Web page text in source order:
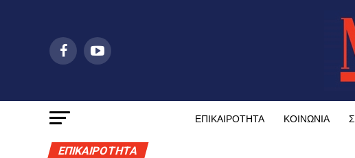
ΕΠΙΚΑΙΡΟΤΗΤΑ ΚΟΙΝΩΝΙΑ
ΕΠΙΚΑΙΡΟΤΗΤΑ